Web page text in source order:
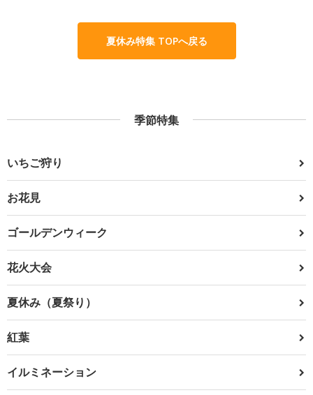
夏休み特集 TOPへ戻る
季節特集
いちご狩り
お花見
ゴールデンウィーク
花火大会
夏休み（夏祭り）
紅葉
イルミネーション